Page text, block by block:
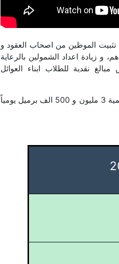
عدة معالجات من خلال موزنة عام 2023 منها تثبيت الموظين من اصحاب العقود و
و زيادة اعداد الشمولين بالرعاية
تخصيص مبالغ نقدية للطلاب ابناء العوائل
وأقرت الموازنة على اساس سعر برميل النفط (70 ) دولار وبكمية 3 مليون و 500 الف برميل يومياً